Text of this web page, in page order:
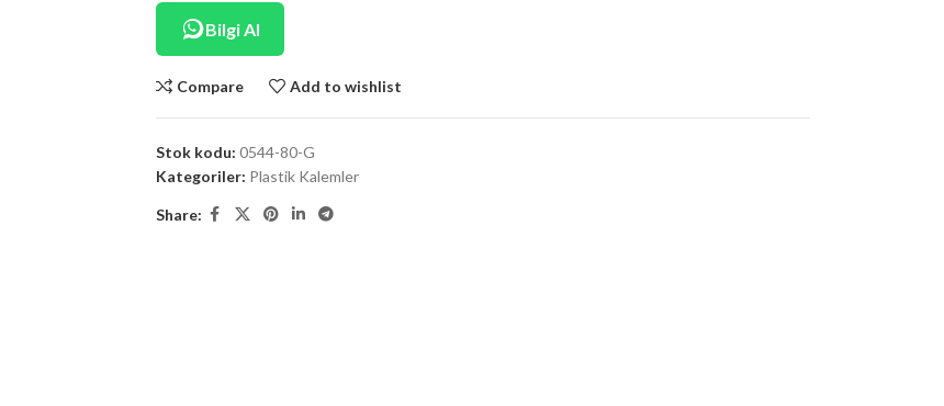
Bilgi Al
Compare Add to wishlist
Stok kodu: 0544-80-G
Kategoriler: Plastik Kalemler
Share: